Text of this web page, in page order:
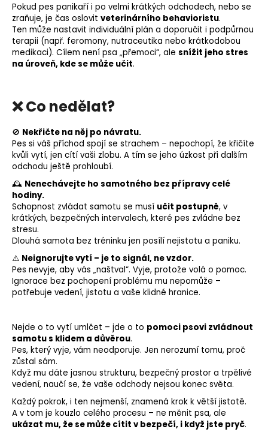
Pokud pes panikaří i po velmi krátkých odchodech, nebo se
zraňuje, je čas oslovit veterinárního behavioristu.
Ten může nastavit individuální plán a doporučit i podpůrnou
terapii (např. feromony, nutraceutika nebo krátkodobou
medikaci). Cílem není psa „přemoci“, ale snížit jeho stres
na úroveň, kde se může učit.
❌ Co nedělat?
🚫 Nekřičte na něj po návratu.
Pes si váš příchod spojí se strachem – nepochopí, že křičíte
kvůli vytí, jen cítí vaši zlobu. A tím se jeho úzkost při dalším
odchodu ještě prohloubí.
🕰️ Nenechávejte ho samotného bez přípravy celé
hodiny.
Schopnost zvládat samotu se musí učit postupně, v
krátkých, bezpečných intervalech, které pes zvládne bez
stresu.
Dlouhá samota bez tréninku jen posílí nejistotu a paniku.
⚠️ Neignorujte vytí – je to signál, ne vzdor.
Pes nevyje, aby vás „naštval“. Vyje, protože volá o pomoc.
Ignorace bez pochopení problému mu nepomůže –
potřebuje vedení, jistotu a vaše klidné hranice.
Nejde o to vytí umlčet – jde o to pomoci psovi zvládnout
samotu s klidem a důvěrou.
Pes, který vyje, vám neodporuje. Jen nerozumí tomu, proč
zůstal sám.
Když mu dáte jasnou strukturu, bezpečný prostor a trpělivé
vedení, naučí se, že vaše odchody nejsou konec světa.
Každý pokrok, i ten nejmenší, znamená krok k větší jistotě.
A v tom je kouzlo celého procesu – ne měnit psa, ale
ukázat mu, že se může cítit v bezpečí, i když jste pryč.